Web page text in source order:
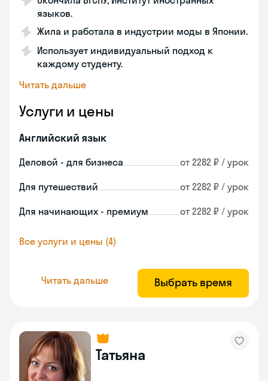
языков.
Жила и работала в индустрии моды в Японии.
Использует индивидуальный подход к
каждому студенту.
Читать дальше
Услуги и цены
Английский язык
Деловой - для бизнеса от 2282 ₽ / урок
Для путешествий от 2282 ₽ / урок
Для начинающих - премиум от 2282 ₽ / урок
Все услуги и цены (4)
Читать дальше Выбрать время
Татьяна